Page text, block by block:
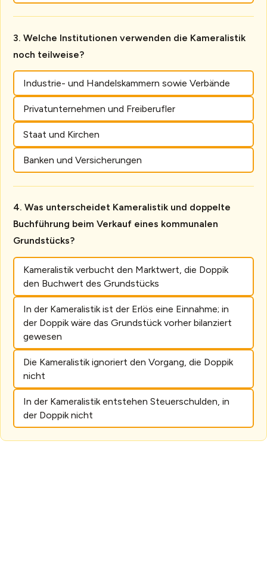
Welche Institutionen verwenden die Kameralistik
noch teilweise?
Industrie- und Handelskammern sowie Verbände
Privatunternehmen und Freiberufler
Staat und Kirchen
Banken und Versicherungen
Was unterscheidet Kameralistik und doppelte
Buchführung beim Verkauf eines kommunalen
Grundstücks?
Kameralistik verbucht den Marktwert, die Doppik
den Buchwert des Grundstücks
In der Kameralistik ist der Erlös eine Einnahme; in
der Doppik wäre das Grundstück vorher bilanziert
gewesen
Die Kameralistik ignoriert den Vorgang, die Doppik
nicht
In der Kameralistik entstehen Steuerschulden, in
der Doppik nicht